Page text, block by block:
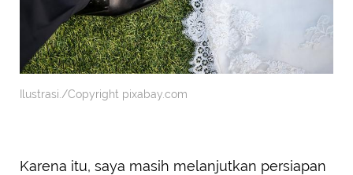
Ilustrasi./Copyright pixabay.com
Karena itu, saya masih melanjutkan persiapan